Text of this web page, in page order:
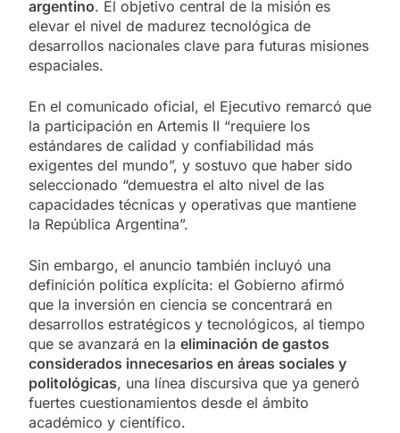
argentino. El objetivo central de la misión es
elevar el nivel de madurez tecnológica de
desarrollos nacionales clave para futuras misiones
espaciales.
En el comunicado oficial, el Ejecutivo remarcó que
la participación en Artemis II “requiere los
estándares de calidad y confiabilidad más
exigentes del mundo”, y sostuvo que haber sido
seleccionado “demuestra el alto nivel de las
capacidades técnicas y operativas que mantiene
la República Argentina”.
Sin embargo, el anuncio también incluyó una
definición política explícita: el Gobierno afirmó
que la inversión en ciencia se concentrará en
desarrollos estratégicos y tecnológicos, al tiempo
que se avanzará en la eliminación de gastos
considerados innecesarios en áreas sociales y
politológicas, una línea discursiva que ya generó
fuertes cuestionamientos desde el ámbito
académico y científico.